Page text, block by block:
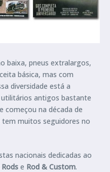
baixa, pneus extralargos,
básica, mas com
diversidade está a
antigos bastante
começou na década de
tem muitos seguidores no
nacionais dedicadas ao
e Rod & Custom.